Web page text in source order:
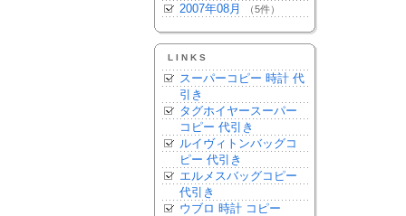
2007年08月 （5件）
LINKS
スーパーコピー 時計 代
引き
タグホイヤースーパー
コピー 代引き
ルイヴィトンバッグコ
ピー 代引き
エルメスバッグコピー
代引き
ウブロ 時計 コピー